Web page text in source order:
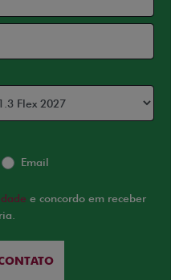
Email
e concordo em receber